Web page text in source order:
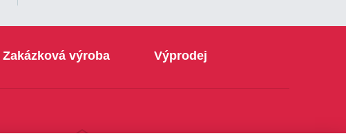
Zakázková výroba Výprodej